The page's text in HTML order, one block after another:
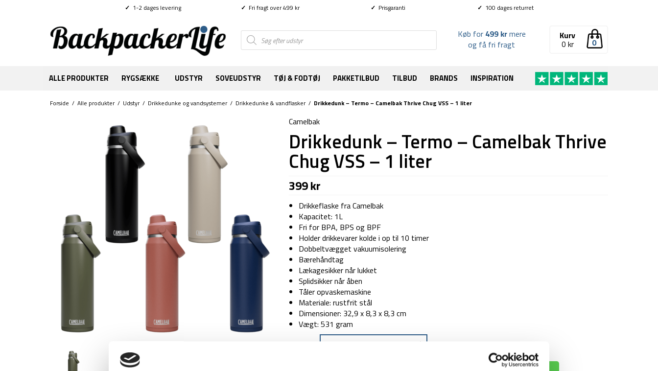
✓ 1-2 dages levering ✓ Fri fragt over 499 kr ✓ Prisgaranti ✓ 100 dages returret
Products
search 0
Kurv
0 kr
Køb for 499 krmere
og få fri fragt
ALLE PRODUKTER RYGSÆKKE UDSTYR SOVEUDSTYR TØJ & FODTØJ PAKKETILBUD TILBUD BRANDS INSPIRATION
Forside / Alle produkter/ Udstyr/ Drikkedunke og vandsystemer/ Drikkedunke & vandflasker/ Drikkedunk – Termo – Camelbak Thrive Chug VSS – 1 liter
Camelbak
Drikkedunk – Termo – Camelbak Thrive
Chug VSS – 1 liter
399kr
Drikkeflaske fra Camelbak
Kapacitet: 1L
Fri for BPA, BPS og BPF
Holder drikkevarer kolde i op til 10 timer
Dobbeltvægget vakuumisolering
Bærehåndtag
Lækagesikker når lukket
Splidsikker når åben
Tåler opvaskemaskine
Materiale: rustfrit stål
Dimensioner: 32,9 x 8,3 x 8,3 cm
Vægt: 531 gram